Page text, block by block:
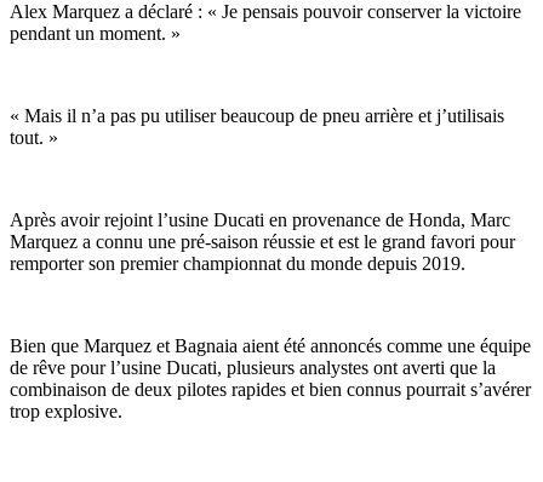
Alex Marquez a déclaré : « Je pensais pouvoir conserver la victoire
pendant un moment. »
« Mais il n’a pas pu utiliser beaucoup de pneu arrière et j’utilisais
tout. »
Après avoir rejoint l’usine Ducati en provenance de Honda, Marc
Marquez a connu une pré-saison réussie et est le grand favori pour
remporter son premier championnat du monde depuis 2019.
Bien que Marquez et Bagnaia aient été annoncés comme une équipe
de rêve pour l’usine Ducati, plusieurs analystes ont averti que la
combinaison de deux pilotes rapides et bien connus pourrait s’avérer
trop explosive.